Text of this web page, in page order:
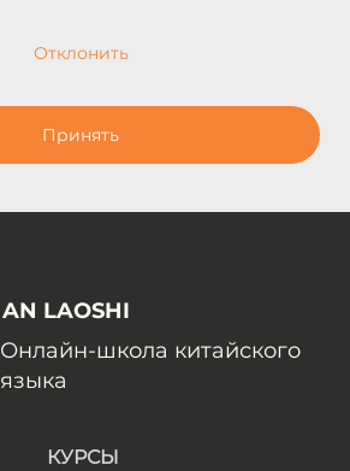
Отклонить
Принять
AN LAOSHI
Онлайн-школа китайского
языка
КУРСЫ